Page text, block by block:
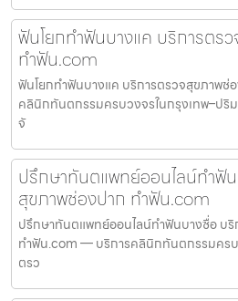
ฟันโยกทำฟันบางแค บริการตร
ทำฟัน.com
ฟันโยกทำฟันบางแค บริการตรวจสุขภาพ
คลินิกทันตกรรมครบวงจรในกรุงเทพ–ป
จั
ปรึกษาทันตแพทย์ออนไลน์ทำฟั
สุขภาพช่องปาก ทำฟัน.com
ปรึกษาทันตแพทย์ออนไลน์ทำฟันบางซื่อ บ
ทำฟัน.com — บริการคลินิกทันตกรรมคร
ตรว